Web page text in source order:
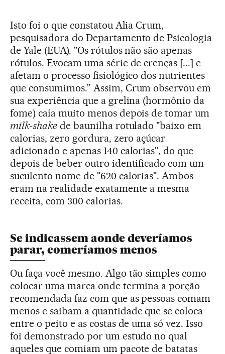
Isto foi o que constatou Alia Crum,
pesquisadora do Departamento de Psicologia
de Yale (EUA). "Os rótulos não são apenas
rótulos. Evocam uma série de crenças [...] e
afetam o processo fisiológico dos nutrientes
que consumimos.” Assim, Crum observou em
sua experiência que a grelina (hormônio da
fome) caía muito menos depois de tomar um
milk-shakede baunilha rotulado "baixo em
calorias, zero gordura, zero açúcar
adicionado e apenas 140 calorias", do que
depois de beber outro identificado com um
suculento nome de "620 calorias". Ambos
eram na realidade exatamente a mesma
receita, com 300 calorias.
Se indicassem aonde deveríamos
parar, comeríamos menos
Ou faça você mesmo. Algo tão simples como
colocar uma marca onde termina a porção
recomendada faz com que as pessoas comam
menos e saibam a quantidade que se coloca
entre o peito e as costas de uma só vez. Isso
foi demonstrado por um estudo no qual
aqueles que comiam um pacote de batatas